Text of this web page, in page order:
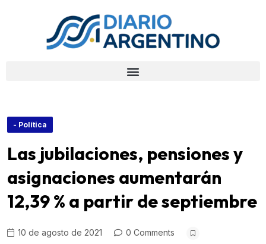
- Política
Las jubilaciones, pensiones y
asignaciones aumentarán
12,39 % a partir de septiembre
10 de agosto de 2021 0 Comments